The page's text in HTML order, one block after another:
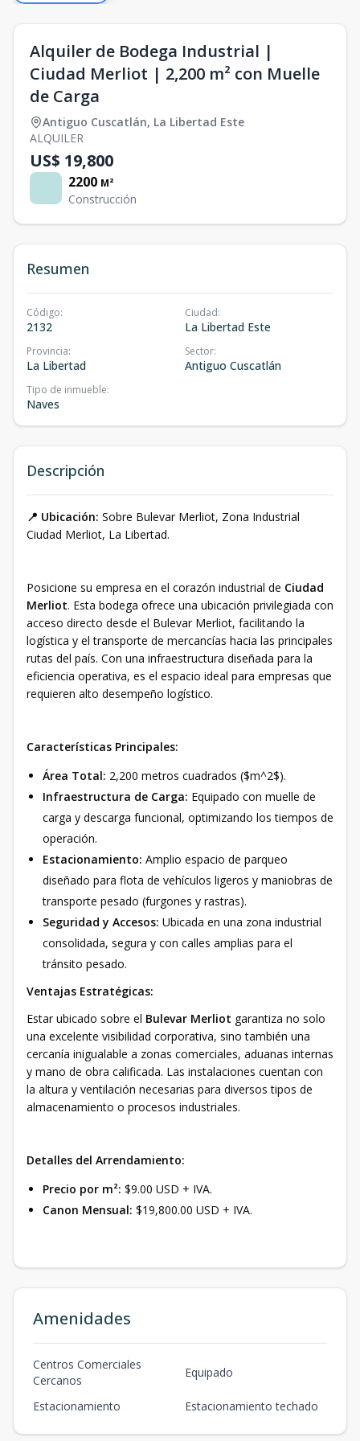
Alquiler de Bodega Industrial |
Ciudad Merliot | 2,200 m² con Muelle
de Carga
Antiguo Cuscatlán, La Libertad Este
ALQUILER
US$ 19,800
2200 M²
Construcción
Resumen
Código:
2132
Ciudad:
La Libertad Este
Provincia:
La Libertad
Sector:
Antiguo Cuscatlán
Tipo de inmueble:
Naves
Descripción
📍 Ubicación: Sobre Bulevar Merliot, Zona Industrial
Ciudad Merliot, La Libertad.
Posicione su empresa en el corazón industrial de Ciudad
Merliot. Esta bodega ofrece una ubicación privilegiada con
acceso directo desde el Bulevar Merliot, facilitando la
logística y el transporte de mercancías hacia las principales
rutas del país. Con una infraestructura diseñada para la
eficiencia operativa, es el espacio ideal para empresas que
requieren alto desempeño logístico.
Características Principales:
Área Total: 2,200 metros cuadrados ($m^2$).
Infraestructura de Carga: Equipado con muelle de
carga y descarga funcional, optimizando los tiempos de
operación.
Estacionamiento: Amplio espacio de parqueo
diseñado para flota de vehículos ligeros y maniobras de
transporte pesado (furgones y rastras).
Seguridad y Accesos: Ubicada en una zona industrial
consolidada, segura y con calles amplias para el
tránsito pesado.
Ventajas Estratégicas:
Estar ubicado sobre el Bulevar Merliot garantiza no solo
una excelente visibilidad corporativa, sino también una
cercanía inigualable a zonas comerciales, aduanas internas
y mano de obra calificada. Las instalaciones cuentan con
la altura y ventilación necesarias para diversos tipos de
almacenamiento o procesos industriales.
Detalles del Arrendamiento:
Precio por m²: $9.00 USD + IVA.
Canon Mensual: $19,800.00 USD + IVA.
Amenidades
Centros Comerciales
Cercanos
Equipado
Estacionamiento Estacionamiento techado